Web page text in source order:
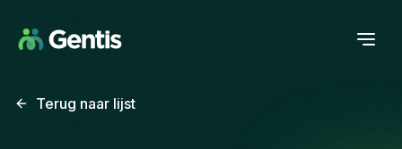
Terug naar lijst